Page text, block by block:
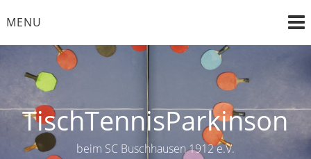
toMENU
TischTennisParkinson
beim SC Buschhausen 1912 e.V.